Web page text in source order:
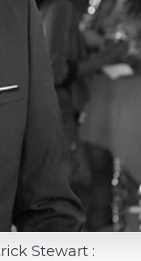
Stewart :